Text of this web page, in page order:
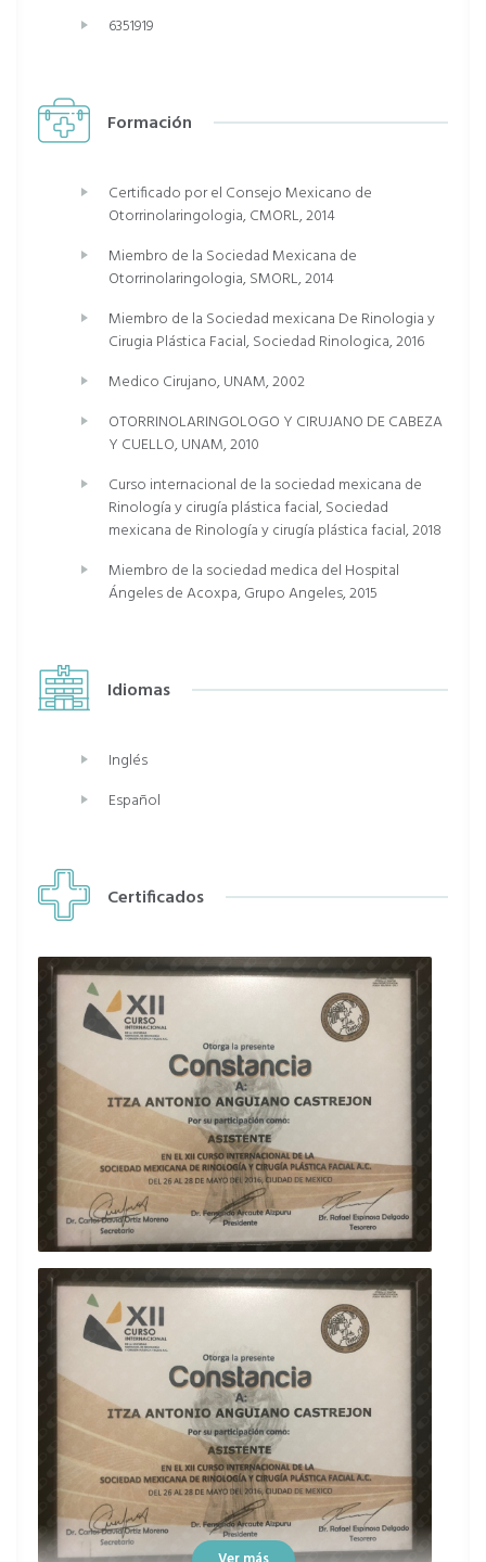
6351919
Formación
Certificado por el Consejo Mexicano de
Otorrinolaringologia, CMORL, 2014
Miembro de la Sociedad Mexicana de
Otorrinolaringologia, SMORL, 2014
Miembro de la Sociedad mexicana De Rinologia y
Cirugia Plástica Facial, Sociedad Rinologica, 2016
Medico Cirujano, UNAM, 2002
OTORRINOLARINGOLOGO Y CIRUJANO DE CABEZA
Y CUELLO, UNAM, 2010
Curso internacional de la sociedad mexicana de
Rinología y cirugía plástica facial, Sociedad
mexicana de Rinología y cirugía plástica facial, 2018
Miembro de la sociedad medica del Hospital
Ángeles de Acoxpa, Grupo Angeles, 2015
Idiomas
Inglés
Español
Certificados